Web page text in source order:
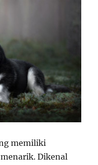
memiliki
Dikenal